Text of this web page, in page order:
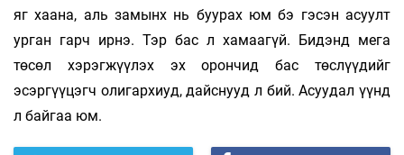
яг хаана, аль замынх нь буурах юм бэ гэсэн асуулт
урган гарч ирнэ. Тэр бас л хамаагүй. Бидэнд мега
төсөл хэрэгжүүлэх эх орончид бас төслүүдийг
эсэргүүцэгч олигархиуд, дайснууд л бий. Асуудал үүнд
л байгаа юм.